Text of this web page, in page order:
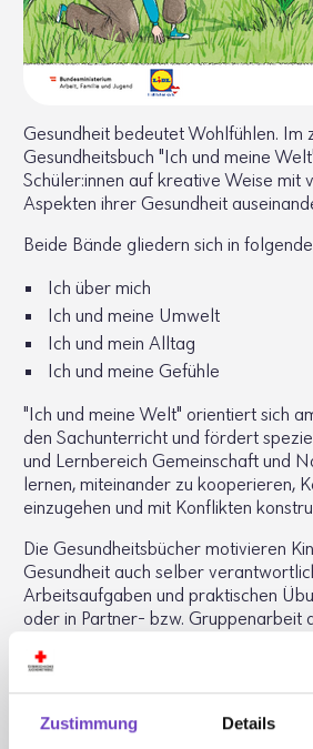
Zustimmung Details
Gesundheit bedeutet Wohlfühlen. Im
Gesundheitsbuch "Ich und meine
Schüler:innen auf kreative Weise mit
Aspekten ihrer Gesundheit
Beide Bände gliedern sich in
Ich über mich
Ich und meine Umwelt
Ich und mein Alltag
Ich und meine Gefühle
"Ich und meine Welt" orientiert sich
den Sachunterricht und fördert
und Lernbereich Gemeinschaft und
lernen, miteinander zu kooperieren,
einzugehen und mit Konflikten
Die Gesundheitsbücher motivieren
Gesundheit auch selber
Arbeitsaufgaben und praktischen
oder in Partner- bzw. Gruppenarbeit
Erläuternde
und Anregungen für die Umsetzung